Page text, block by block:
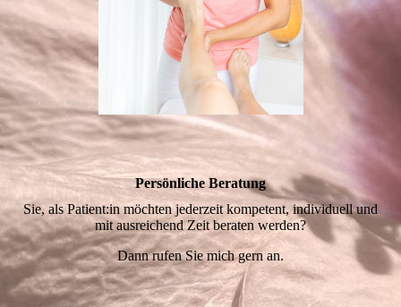
Persönliche Beratung
Sie, als Patient:in möchten jederzeit kompetent, individuell und
mit ausreichend Zeit beraten werden?
Dann rufen Sie mich gern an.